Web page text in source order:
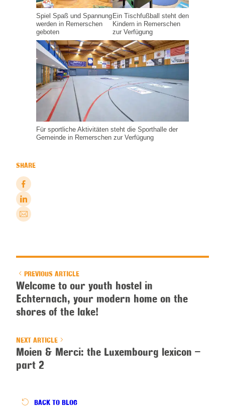
Spiel Spaß und Spannung
werden in Remerschen
geboten
Ein Tischfußball steht den
Kindern in Remerschen
zur Verfügung
Für sportliche Aktivitäten steht die Sporthalle der
Gemeinde in Remerschen zur Verfügung
SHARE
PREVIOUS ARTICLE
Welcome to our youth hostel in
Echternach, your modern home on the
shores of the lake!
NEXT ARTICLE
Moien & Merci: the Luxembourg lexicon –
part 2
BACK TO BLOG